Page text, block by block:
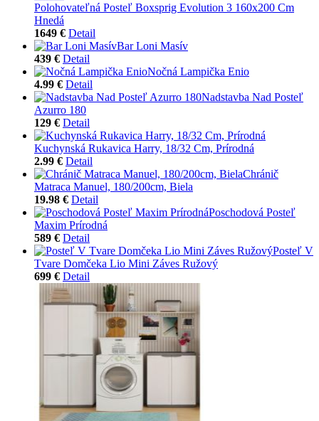
Polohovateľná Posteľ Boxsprig Evolution 3 160x200 Cm
Hnedá
1649 € Detail
Bar Loni Masív
439 € Detail
Nočná Lampička Enio
4.99 € Detail
Nadstavba Nad Posteľ
Azurro 180
129 € Detail
Kuchynská Rukavica Harry, 18/32 Cm, Prírodná
2.99 € Detail
Chránič
Matraca Manuel, 180/200cm, Biela
19.98 € Detail
Poschodová Posteľ
Maxim Prírodná
589 € Detail
Posteľ V
Tvare Domčeka Lio Mini Záves Ružový
699 € Detail